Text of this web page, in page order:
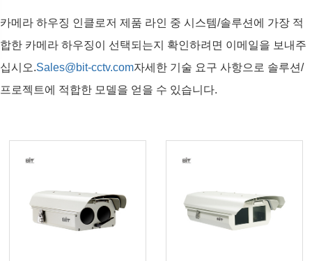
카메라 하우징 인클로저 제품 라인 중 시스템/솔루션에 가장 적
합한 카메라 하우징이 선택되는지 확인하려면 이메일을 보내주
십시오.Sales@bit-cctv.com자세한 기술 요구 사항으로 솔루션/
프로젝트에 적합한 모델을 얻을 수 있습니다.